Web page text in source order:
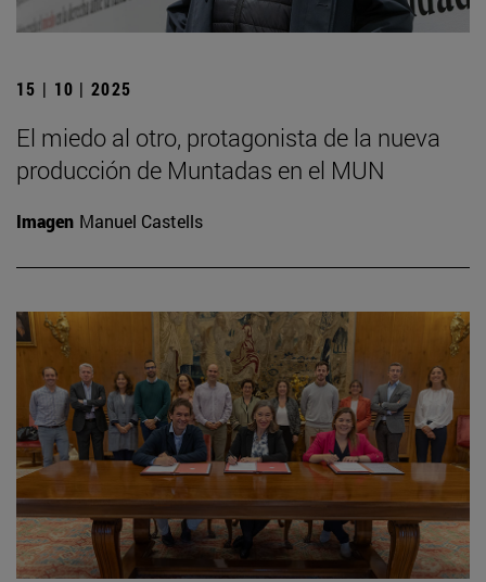
15 | 10 | 2025
El miedo al otro, protagonista de la nueva
producción de Muntadas en el MUN
Imagen Manuel Castells